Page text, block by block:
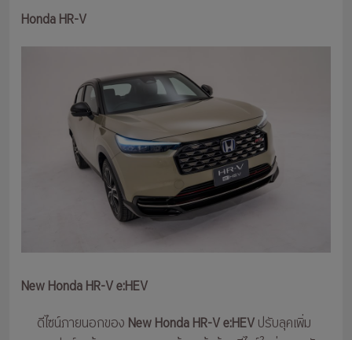
Honda HR-V
New Honda HR-V e:HEV
ดีไซน์ภายนอกของ New Honda HR-V e:HEVปรับลุคเพิ่ม